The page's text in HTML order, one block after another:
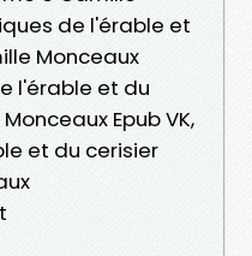
de l'érable et
Monceaux
l'érable et du
Epub VK,
et du cerisier